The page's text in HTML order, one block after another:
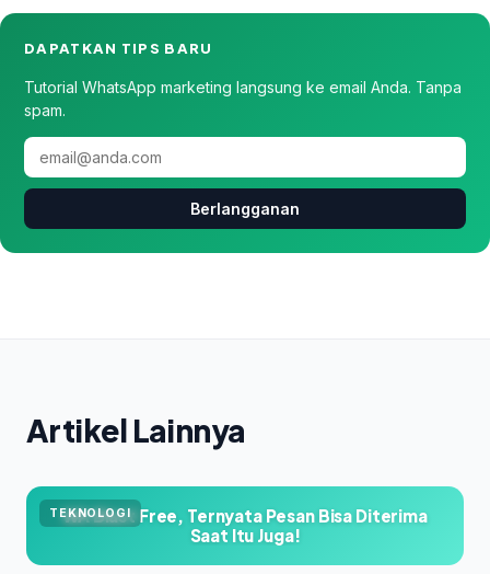
DAPATKAN TIPS BARU
Tutorial WhatsApp marketing langsung ke email Anda. Tanpa
spam.
Berlangganan
Artikel Lainnya
TEKNOLOGI
WA Blast Free, Ternyata Pesan Bisa Diterima
Saat Itu Juga!